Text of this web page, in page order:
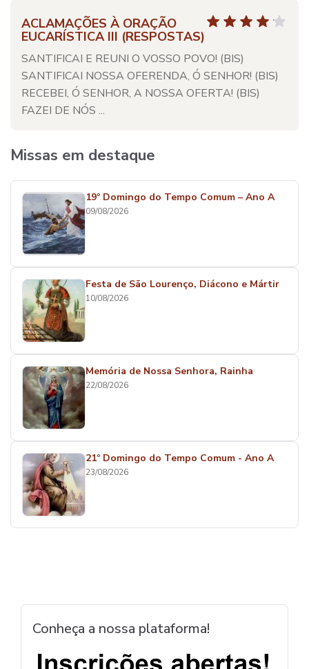
ACLAMAÇÕES À ORAÇÃO
EUCARÍSTICA III (RESPOSTAS)
SANTIFICAI E REUNI O VOSSO POVO! (BIS)
SANTIFICAI NOSSA OFERENDA, Ó SENHOR! (BIS)
RECEBEI, Ó SENHOR, A NOSSA OFERTA! (BIS)
FAZEI DE NÓS ...
Missas em destaque
19º Domingo do Tempo Comum – Ano A
09/08/2026
Festa de São Lourenço, Diácono e Mártir
10/08/2026
Memória de Nossa Senhora, Rainha
22/08/2026
21º Domingo do Tempo Comum - Ano A
23/08/2026
Conheça a nossa plataforma!